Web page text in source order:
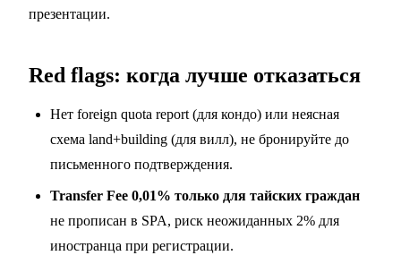
презентации.
Red flags: когда лучше отказаться
Нет foreign quota report (для кондо) или неясная
схема land+building (для вилл), не бронируйте до
письменного подтверждения.
Transfer Fee 0,01% только для тайских граждан
не прописан в SPA, риск неожиданных 2% для
иностранца при регистрации.